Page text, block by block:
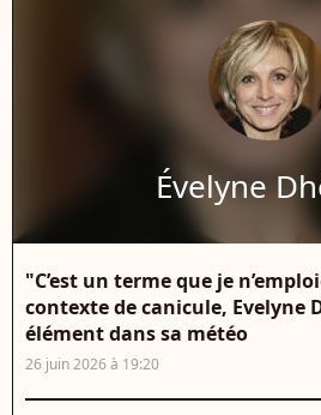
Évelyne
"C’est un terme que je
contexte de canicule, Evelyne
élément dans sa météo
26 juin 2026 à 19:20